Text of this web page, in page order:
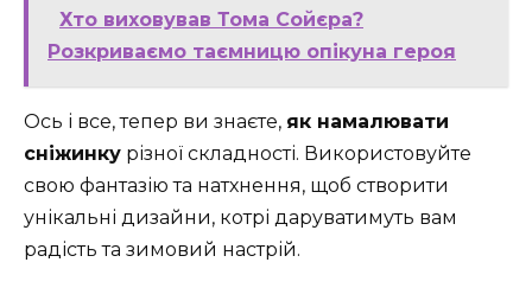
Хто виховував Тома Сойєра?
Розкриваємо таємницю опікуна героя
Ось і все, тепер ви знаєте, як намалювати
сніжинку різної складності. Використовуйте
свою фантазію та натхнення, щоб створити
унікальні дизайни, котрі даруватимуть вам
радість та зимовий настрій.